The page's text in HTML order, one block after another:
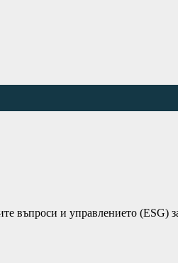
въпроси и управлението (ESG)